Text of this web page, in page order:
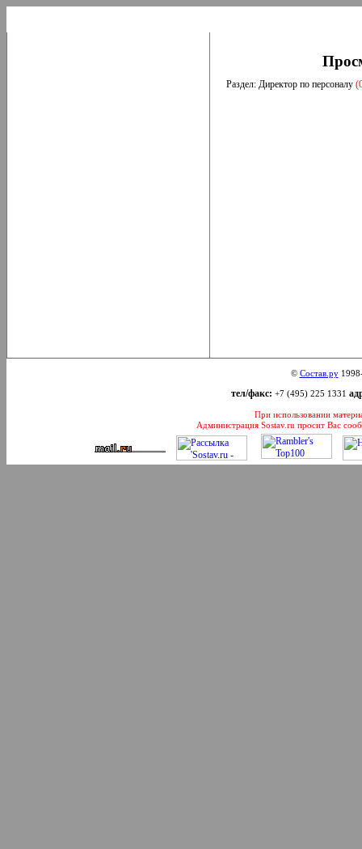
Раздел: Директор по персоналу
© Состав.ру
тел/факс: +7 (495) 225 1331
При использовании
Администрация Sostav.ru просит Вас